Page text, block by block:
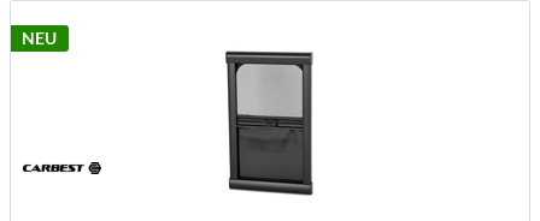
NEU